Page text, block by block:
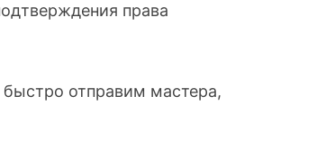
права
отправим мастера,